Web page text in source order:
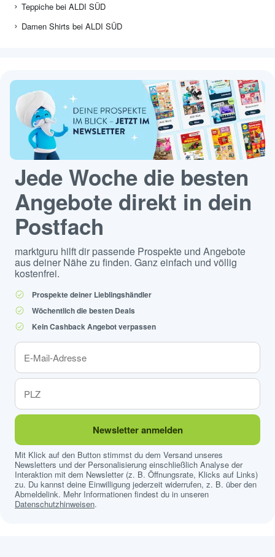
Teppiche bei ALDI SÜD
Damen Shirts bei ALDI SÜD
Jede Woche die besten
Angebote direkt in dein
Postfach
marktguru hilft dir passende Prospekte und Angebote
aus deiner Nähe zu finden. Ganz einfach und völlig
kostenfrei.
Prospekte deiner Lieblingshändler
Wöchentlich die besten Deals
Kein Cashback Angebot verpassen
Newsletter anmelden
Mit Klick auf den Button stimmst du dem Versand unseres
Newsletters und der Personalisierung einschließlich Analyse der
Interaktion mit dem Newsletter (z. B. Öffnungsrate, Klicks auf Links)
zu. Du kannst deine Einwilligung jederzeit widerrufen, z. B. über den
Abmeldelink. Mehr Informationen findest du in unseren
Datenschutzhinweisen.